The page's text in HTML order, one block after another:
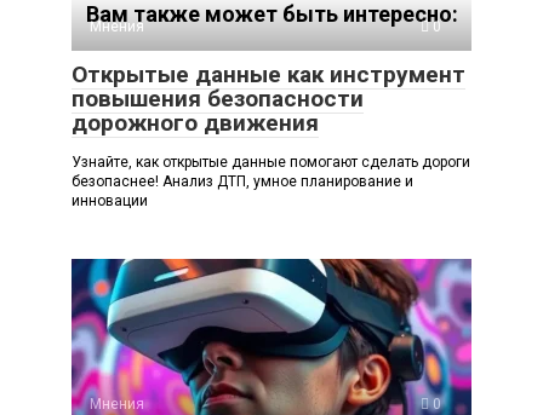
Вам также может быть интересно:
Мнения 0
Открытые данные как инструмент
повышения безопасности
дорожного движения
Узнайте, как открытые данные помогают сделать дороги
безопаснее! Анализ ДТП, умное планирование и
инновации
Мнения 0